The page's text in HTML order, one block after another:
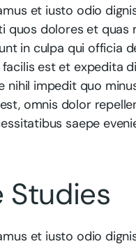
et iusto odio
quos dolores et
in culpa qui officia
est et expedita
nihil impedit quo
omnis dolor
saepe
Studies
et iusto odio